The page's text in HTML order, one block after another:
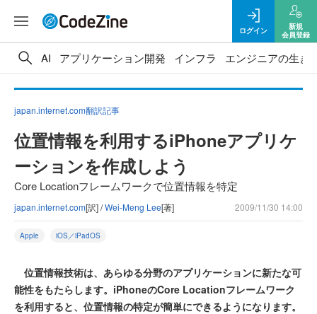
ログイン
新規
会員登録
AI アプリケーション開発 インフラ エンジニアの生き
japan.internet.com翻訳記事
位置情報を利用するiPhoneアプリケ
ーションを作成しよう
Core Locationフレームワークで位置情報を特定
japan.internet.com[訳] /Wei-Meng Lee[著] 2009/11/30 14:00
Apple iOS／iPadOS
位置情報技術は、あらゆる分野のアプリケーションに新たな可
能性をもたらします。iPhoneのCore Locationフレームワーク
を利用すると、位置情報の特定が簡単にできるようになります。